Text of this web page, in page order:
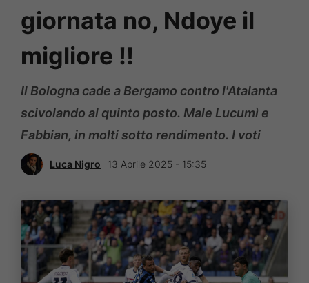
giornata no, Ndoye il
migliore ‼️
Il Bologna cade a Bergamo contro l'Atalanta
scivolando al quinto posto. Male Lucumì e
Fabbian, in molti sotto rendimento. I voti
Luca Nigro 13 Aprile 2025 - 15:35